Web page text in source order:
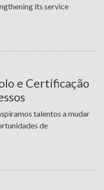
its service
e Certificação
talentos a mudar
de